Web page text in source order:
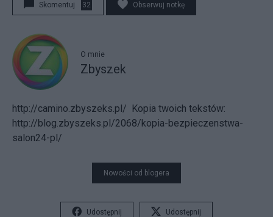
Skomentuj 32 Obserwuj notkę
O mnie
Zbyszek
http://camino.zbyszeks.pl/ Kopia twoich tekstów:
http://blog.zbyszeks.pl/2068/kopia-bezpieczenstwa-
salon24-pl/
Nowości od blogera
Udostępnij Udostępnij